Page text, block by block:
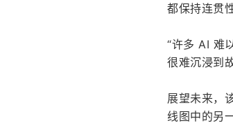
都保持连贯性
“许多 AI 难
很难沉浸到
展望未来，
线图中的另